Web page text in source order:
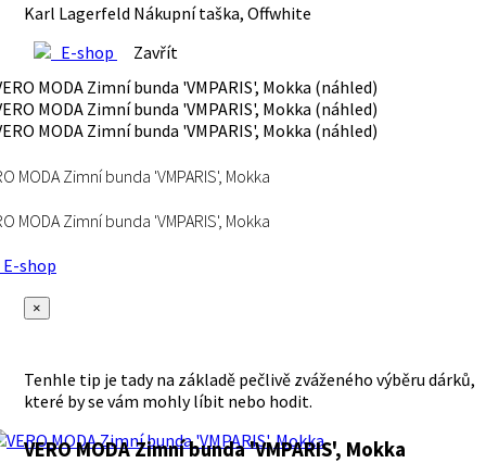
Karl Lagerfeld Nákupní taška, Offwhite
E-shop
Zavřít
MODA Zimní bunda 'VMPARIS', Mokka
MODA Zimní bunda 'VMPARIS', Mokka
shop
×
Tenhle tip je tady na základě pečlivě zváženého výběru dárků,
které by se vám mohly líbit nebo hodit.
VERO MODA Zimní bunda 'VMPARIS', Mokka